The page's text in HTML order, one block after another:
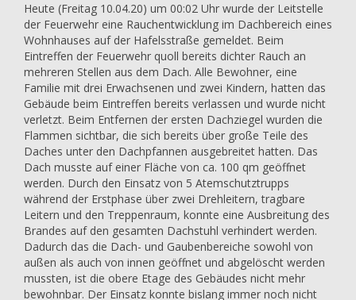
Heute (Freitag 10.04.20) um 00:02 Uhr wurde der Leitstelle
der Feuerwehr eine Rauchentwicklung im Dachbereich eines
Wohnhauses auf der Hafelsstraße gemeldet. Beim
Eintreffen der Feuerwehr quoll bereits dichter Rauch an
mehreren Stellen aus dem Dach. Alle Bewohner, eine
Familie mit drei Erwachsenen und zwei Kindern, hatten das
Gebäude beim Eintreffen bereits verlassen und wurde nicht
verletzt. Beim Entfernen der ersten Dachziegel wurden die
Flammen sichtbar, die sich bereits über große Teile des
Daches unter den Dachpfannen ausgebreitet hatten. Das
Dach musste auf einer Fläche von ca. 100 qm geöffnet
werden. Durch den Einsatz von 5 Atemschutztrupps
während der Erstphase über zwei Drehleitern, tragbare
Leitern und den Treppenraum, konnte eine Ausbreitung des
Brandes auf den gesamten Dachstuhl verhindert werden.
Dadurch das die Dach- und Gaubenbereiche sowohl von
außen als auch von innen geöffnet und abgelöscht werden
mussten, ist die obere Etage des Gebäudes nicht mehr
bewohnbar. Der Einsatz konnte bislang immer noch nicht